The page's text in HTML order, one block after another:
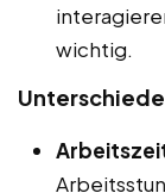
wichtig.
Unterschiede